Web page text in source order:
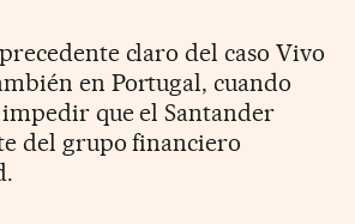
claro del caso Vivo
en Portugal, cuando
que el Santander
del grupo financiero